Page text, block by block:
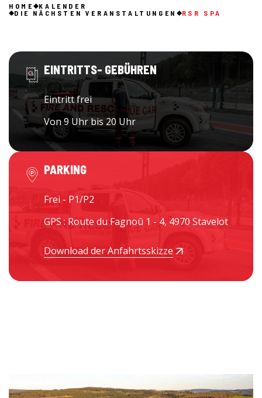
HOME
KALENDER
DIE NÄCHSTEN VERANSTALTUNGEN
RSR SPA
EINTRITTS- GEBÜHREN
Eintritt frei
Von 9 Uhr bis 20 Uhr
PARKING
Frei - P1/P2
GPS : Route du Fagnoû 1 - 4, 4970 Stavelot
Download der Anfahrtsskizze